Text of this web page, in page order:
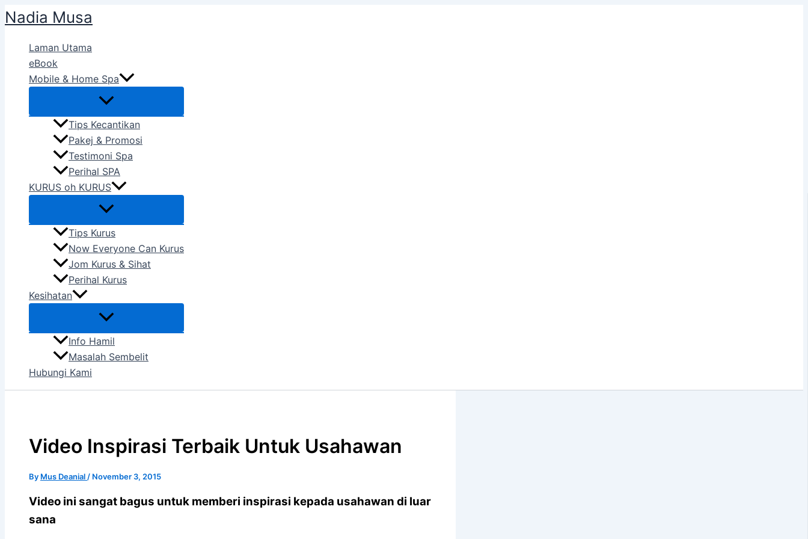
Skip
to
content
Nadia Musa
Laman Utama
eBook
Mobile & Home Spa
Tips Kecantikan
Pakej & Promosi
Testimoni Spa
Perihal SPA
KURUS oh KURUS
Tips Kurus
Now Everyone Can Kurus
Jom Kurus & Sihat
Perihal Kurus
Kesihatan
Info Hamil
Masalah Sembelit
Hubungi Kami
Video Inspirasi Terbaik Untuk Usahawan
By Mus Deanial / November 3, 2015
Video ini sangat bagus untuk memberi inspirasi kepada usahawan di luar
sana